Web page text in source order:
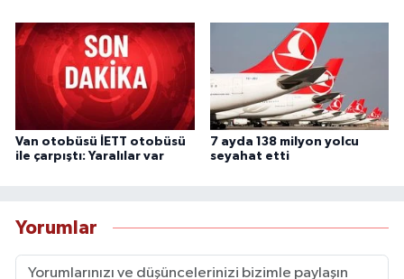
Van otobüsü İETT otobüsü
ile çarpıştı: Yaralılar var
7 ayda 138 milyon yolcu
seyahat etti
Yorumlar